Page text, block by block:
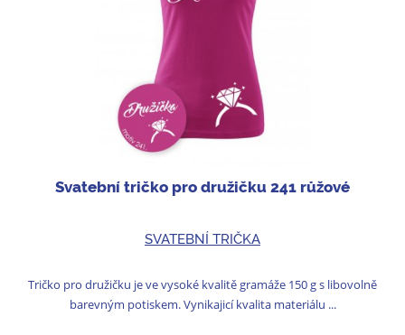
Svatební tričko pro družičku 241 růžové
SVATEBNÍ TRIČKA
Tričko pro družičku je ve vysoké kvalitě gramáže 150 g s libovolně
barevným potiskem. Vynikajicí kvalita materiálu ...